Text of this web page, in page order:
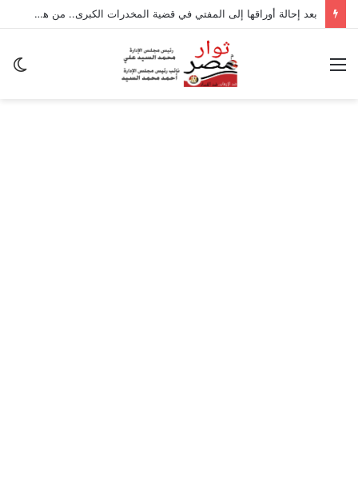
بعد إحالة أوراقها إلى المفتي في قضية المخدرات الكبرى.. من هي سارة خليفة؟
القائمة